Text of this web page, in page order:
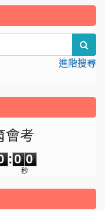
進階搜尋
會考
0
:
0
0
0
0
秒